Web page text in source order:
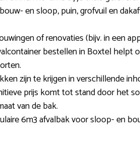
en sloop, puin, grofvuil en
of renovaties (bijv. in een
bestellen in Boxtel
zijn te krijgen in verschillende
prijs komt tot stand door het
van de bak.
6m3 afvalbak voor sloop- en